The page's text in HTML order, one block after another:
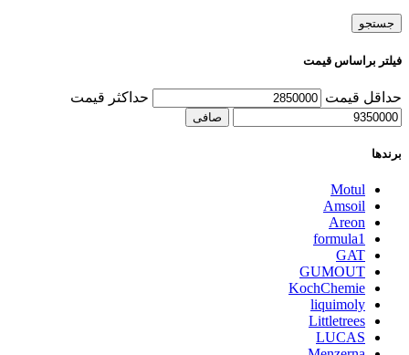
جستجو
فیلتر براساس قیمت
حداقل قیمت حداكثر قيمت
صافی
برندها
Motul
Amsoil
Areon
formula1
GAT
GUMOUT
KochChemie
liquimoly
Littletrees
LUCAS